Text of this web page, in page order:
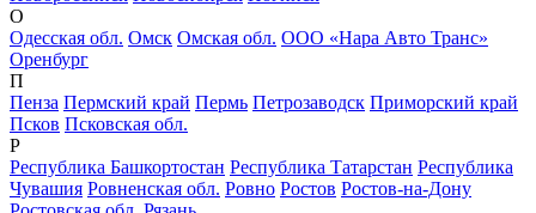
О
Одесская обл. Омск Омская обл. ООО «Нара Авто Транс»
Оренбург
П
Пенза Пермский край Пермь Петрозаводск Приморский край
Псков Псковская обл.
Р
Республика Башкортостан Республика Татарстан Республика
Чувашия Ровненская обл. Ровно Ростов Ростов-на-Дону